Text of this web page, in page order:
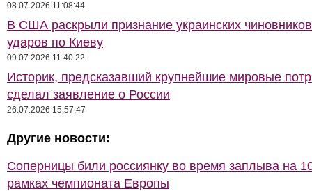
08.07.2026 11:08:44
В США раскрыли признание украинских
ударов по Киеву
09.07.2026 11:40:22
Историк, предсказавший крупнейшие мировые
сделал заявление о России
26.07.2026 15:57:47
Другие новости:
Соперницы били россиянку во время заплыва на
рамках чемпионата Европы